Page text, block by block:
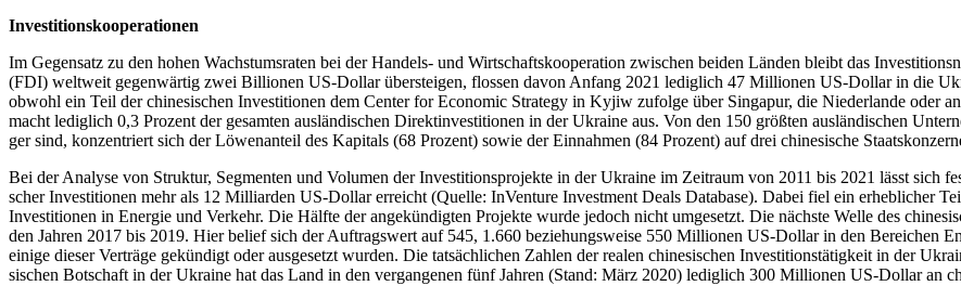
Inves­ti­ti­ons­ko­ope­ra­tio­nen
Im Gegen­satz zu den hohen Wachs­tums­ra­ten bei der Handels- und Wirt­schafts­ko­ope­ra­tion zwi­schen beiden Länden bleibt das
(FDI) welt­weit gegen­wär­tig zwei Bil­lio­nen US-Dollar über­stei­gen, flossen davon Anfang 2021 ledig­lich 47 Mil­lio­nen US-Dollar in die
obwohl ein Teil der chi­ne­si­schen Inves­ti­tio­nen dem Center for Eco­no­mic Stra­tegy in Kyjiw zufolge über Sin­ga­pur, die Nie­der­lande oder
macht ledig­lich 0,3 Prozent der gesam­ten aus­län­di­schen Direkt­in­ves­ti­tio­nen in der Ukraine aus. Von den 150 größten aus­län­di­schen
ger sind, kon­zen­triert sich der Löwen­an­teil des Kapi­tals (68 Prozent) sowie der Ein­nah­men (84 Prozent) auf drei chi­ne­si­sche
Bei der Analyse von Struk­tur, Seg­men­ten und Volumen der Inves­ti­ti­ons­pro­jekte in der Ukraine im Zeit­raum von 2011 bis 2021 lässt sich
scher Inves­ti­tio­nen mehr als 12 Mil­li­ar­den US-Dollar erreicht (Quelle: InVen­ture Invest­ment Deals Data­base). Dabei fiel ein erheb­li­cher
Inves­ti­tio­nen in Energie und Verkehr. Die Hälfte der ange­kün­dig­ten Pro­jekte wurde jedoch nicht umge­setzt. Die nächste Welle des
den Jahren 2017 bis 2019. Hier belief sich der Auf­trags­wert auf 545, 1.660 bezie­hungs­weise 550 Mil­lio­nen US-Dollar in den Berei­chen
einige dieser Ver­träge gekün­digt oder aus­ge­setzt wurden. Die tat­säch­li­chen Zahlen der realen chi­ne­si­schen Inves­ti­ti­ons­tä­tig­keit in der
si­schen Bot­schaft in der Ukraine hat das Land in den ver­gan­ge­nen fünf Jahren (Stand: März 2020) ledig­lich 300 Mil­lio­nen US-Dollar an